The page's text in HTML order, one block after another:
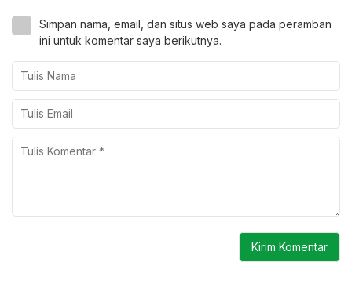
Simpan nama, email, dan situs web saya pada peramban
ini untuk komentar saya berikutnya.